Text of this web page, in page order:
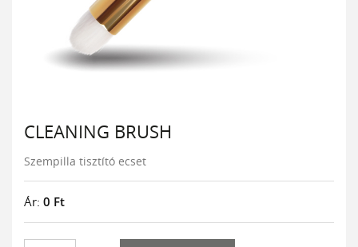
CLEANING BRUSH
Szempilla tisztító ecset
Ár: 0 Ft